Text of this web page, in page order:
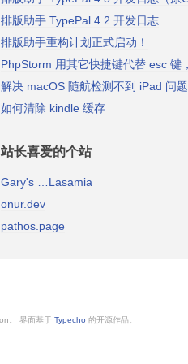
排版助手 TypePal 4.2 开发日志
排版助手重构计划正式启动！
解决 macOS 随航检测不到 iPad 问题
如何清除 kindle 缓存
站长喜爱的个站
Gary's …Lasamia
onur.dev
pathos.page
。 界面基于 Typecho 的开源作品。